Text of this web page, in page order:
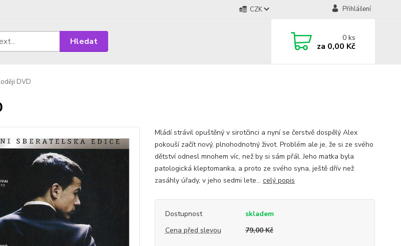
CZK Přihlášení
Hledat 0ks
za 0,00 Kč
DVD
Mládí strávil opuštěný v sirotčinci a nyní se čerstvě dospělý Alex
pokouší začít nový, plnohodnotný život. Problém ale je, že si ze svého
dětství odnesl mnohem víc, než by si sám přál. Jeho matka byla
patologická kleptomanka, a proto ze svého syna, ještě dřív než
zasáhly úřady, v jeho sedmi lete... celý popis
Dostupnost
skladem
Cena před slevou
79,00 Kč